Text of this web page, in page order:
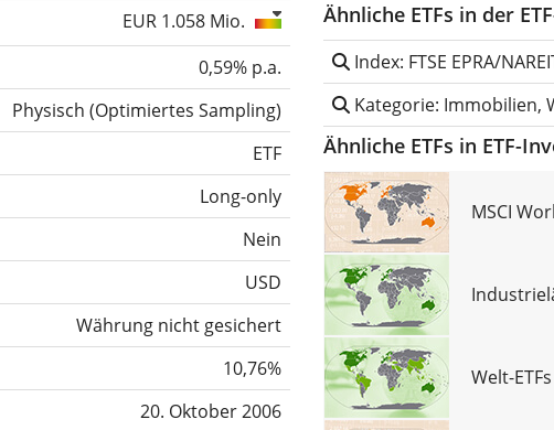
EUR 1.058 Mio.
0,59% p.a.
Physisch (Optimiertes Sampling)
ETF
Long-only
Nein
USD
Währung nicht gesichert
10,76%
20. Oktober 2006
Ähnliche ETFs in der
Index: FTSE EPRA/
Kategorie: Immobilien,
Ähnliche ETFs in ETF-
MSCI
Welt-